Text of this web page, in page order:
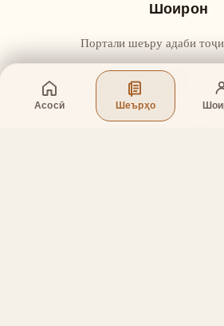
Асосӣ Шеърҳо
Шоирон
Портали шеъру адаби